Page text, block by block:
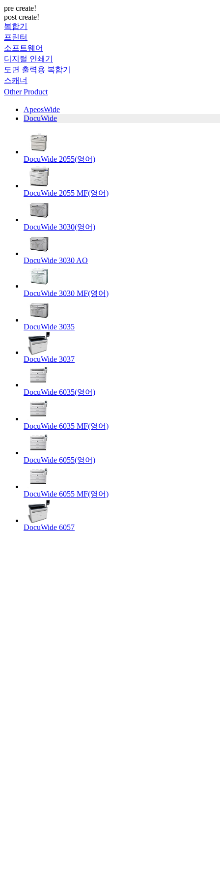
pre create!
post create!
복합기
프린터
소프트웨어
디지털 인쇄기
도면 출력용 복합기
스캐너
Other Product
ApeosWide
DocuWide
DocuWide 2055(영어)
DocuWide 2055 MF(영어)
DocuWide 3030(영어)
DocuWide 3030 AO
DocuWide 3030 MF(영어)
DocuWide 3035
DocuWide 3037
DocuWide 6035(영어)
DocuWide 6035 MF(영어)
DocuWide 6055(영어)
DocuWide 6055 MF(영어)
DocuWide 6057